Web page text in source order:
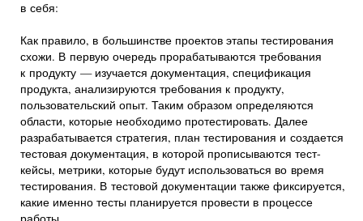
в себя:
Как правило, в большинстве проектов этапы тестирования
схожи. В первую очередь прорабатываются требования
к продукту — изучается документация, спецификация
продукта, анализируются требования к продукту,
пользовательский опыт. Таким образом определяются
области, которые необходимо протестировать. Далее
разрабатывается стратегия, план тестирования и создается
тестовая документация, в которой прописываются тест-
кейсы, метрики, которые будут использоваться во время
тестирования. В тестовой документации также фиксируется,
какие именно тесты планируется провести в процессе